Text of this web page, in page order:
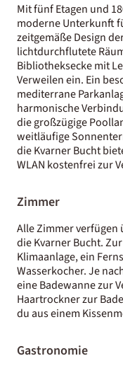
Mit fünf Etagen und
moderne Unterkunft
zeitgemäße Design
lichtdurchflutete
Bibliotheksecke mit
Verweilen ein. Ein
mediterrane
harmonische
die großzügige
weitläufige
die Kvarner Bucht
WLAN kostenfrei zur
Zimmer
Alle Zimmer verfügen
die Kvarner Bucht.
Klimaanlage, ein
Wasserkocher. Je
eine Badewanne zur
Haartrockner zur
du aus einem
Gastronomie